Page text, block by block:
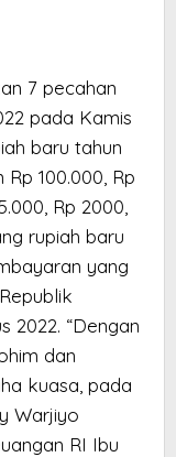
7 pecahan
pada Kamis
baru tahun
100.000, Rp
Rp 2000,
rupiah baru
yang
2022. “Dengan
dan
kuasa, pada
Warjiyo
RI Ibu